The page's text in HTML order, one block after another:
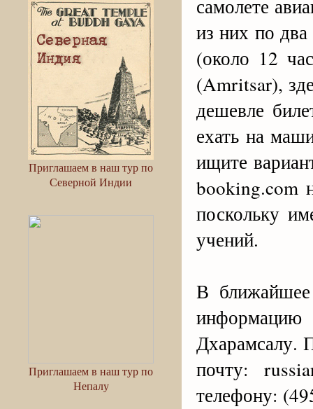
Приглашаем в наш тур по
Северной Индии
Приглашаем в наш тур по
Непалу
самолете
из них по
(около 12
(Amritsar),
дешевле
ехать на
ищите
booking.com
поскольку
учений.
В
Дхарамсалу.
почту:
телефону: